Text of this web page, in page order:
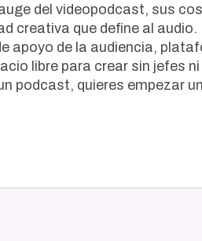
del videopodcast, sus
creativa que define al
apoyo de la audiencia,
libre para crear sin jefes
podcast, quieres empezar